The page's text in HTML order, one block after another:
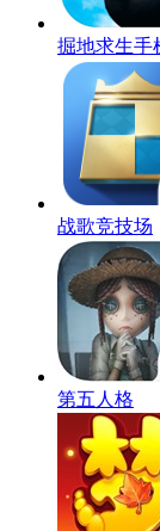
掘地求生手
战歌竞技场
第五人格